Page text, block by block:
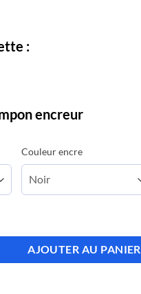
:
encreur
Couleur encre
AJOUTER AU PANIER